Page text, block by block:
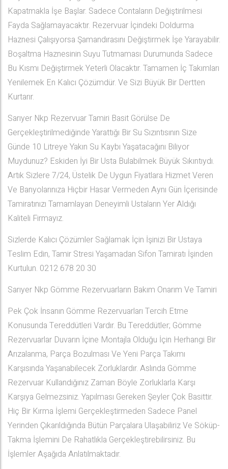
Kapatmakla İşe Başlar. Sadece Contaların Değiştirilmesi
Fayda Sağlamayacaktır. Rezervuar İçindeki Doldurma
Haznesi Çalışıyorsa Şamandırasını Değiştirmek İşe Yarayabilir.
Boşaltma Haznesinin Suyu Tutmaması Durumunda Sadece
Bu Kısmı Değiştirmek Yeterli Olacaktır. Tamamen İç Takımları
Yenilemek En Kalıcı Çözümdür. Ve Sizi Büyük Bir Dertten
Kurtarır.
Sarıyer Nkp Rezervuar Tamiri Basit Görülse De
Gerçekleştirilmediğinde Yarattığı Bir Su Sızıntısının Size
Günde 10 Litreye Yakın Su Kaybı Yaşatacağını Biliyor
Muydunuz? Eskiden İyi Bir Usta Bulabilmek Büyük Sıkıntıydı.
Artık Sizlere 7/24, Üstelik De Uygun Fiyatlara Hizmet Veren
Ve Banyolarınıza Hiçbir Hasar Vermeden Aynı Gün İçerisinde
Tamiratınızı Tamamlayan Deneyimli Ustaların Yer Aldığı
Kaliteli Firmayız.
Sizlerde Kalıcı Çözümler Sağlamak İçin İşinizi Bir Ustaya
Teslim Edin, Tamir Stresi Yaşamadan Sifon Tamiratı İşinden
Kurtulun. 0212 678 20 30
Sarıyer Nkp Gömme Rezervuarların Bakım Onarım Ve Tamiri
Pek Çok İnsanın Gömme Rezervuarları Tercih Etme
Konusunda Tereddütleri Vardır. Bu Tereddütler; Gömme
Rezervuarlar Duvarın İçine Montajla Olduğu İçin Herhangi Bir
Arızalanma, Parça Bozulması Ve Yeni Parça Takımı
Karşısında Yaşanabilecek Zorluklardır. Aslında Gömme
Rezervuar Kullandığınız Zaman Böyle Zorluklarla Karşı
Karşıya Gelmezsiniz. Yapılması Gereken Şeyler Çok Basittir.
Hiç Bir Kırma İşlemi Gerçekleştirmeden Sadece Panel
Yerinden Çıkarıldığında Bütün Parçalara Ulaşabiliriz Ve Söküp-
Takma İşlemini De Rahatlıkla Gerçekleştirebilirsiniz. Bu
İşlemler Aşağıda Anlatılmaktadır.